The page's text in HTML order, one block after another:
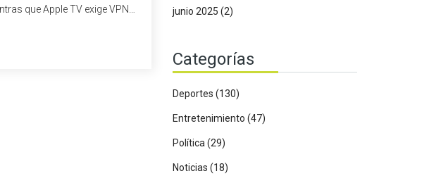
que Apple TV exige VPN
una racha negativa.
junio 2025 (2)
Categorías
Deportes (130)
Entretenimiento (47)
Política (29)
Noticias (18)